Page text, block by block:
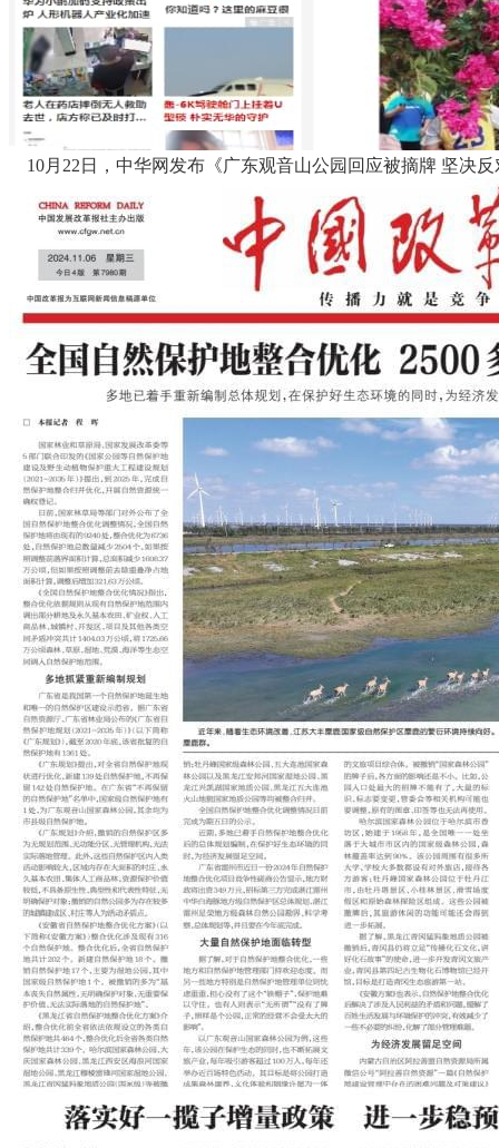
10月22日，中华网发布《广东观音山公园回应被摘牌 坚决